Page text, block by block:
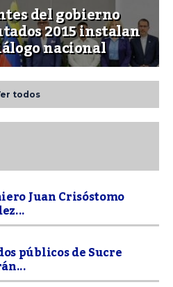
del gobierno
2015 instalan
nacional
todos
Juan Crisóstomo
públicos de Sucre